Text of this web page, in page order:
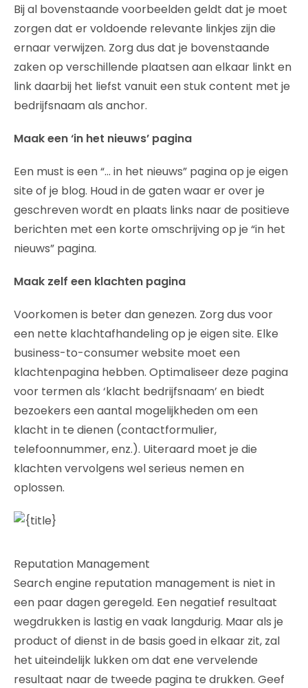
Bij al bovenstaande voorbeelden geldt dat je moet
zorgen dat er voldoende relevante linkjes zijn die
ernaar verwijzen. Zorg dus dat je bovenstaande
zaken op verschillende plaatsen aan elkaar linkt en
link daarbij het liefst vanuit een stuk content met je
bedrijfsnaam als anchor.
Maak een ‘in het nieuws’ pagina
Een must is een “… in het nieuws” pagina op je eigen
site of je blog. Houd in de gaten waar er over je
geschreven wordt en plaats links naar de positieve
berichten met een korte omschrijving op je “in het
nieuws” pagina.
Maak zelf een klachten pagina
Voorkomen is beter dan genezen. Zorg dus voor
een nette klachtafhandeling op je eigen site. Elke
business-to-consumer website moet een
klachtenpagina hebben. Optimaliseer deze pagina
voor termen als ‘klacht bedrijfsnaam’ en biedt
bezoekers een aantal mogelijkheden om een
klacht in te dienen (contactformulier,
telefoonnummer, enz.). Uiteraard moet je die
klachten vervolgens wel serieus nemen en
oplossen.
Reputation Management
Search engine reputation management is niet in
een paar dagen geregeld. Een negatief resultaat
wegdrukken is lastig en vaak langdurig. Maar als je
product of dienst in de basis goed in elkaar zit, zal
het uiteindelijk lukken om dat ene vervelende
resultaat naar de tweede pagina te drukken. Geef